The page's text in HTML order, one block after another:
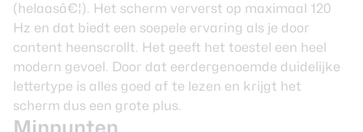
(helaasâ€¦). Het scherm ververst op maximaal 120
Hz en dat biedt een soepele ervaring als je door
content heenscrollt. Het geeft het toestel een heel
modern gevoel. Door dat eerdergenoemde duidelijke
lettertype is alles goed af te lezen en krijgt het
scherm dus een grote plus.